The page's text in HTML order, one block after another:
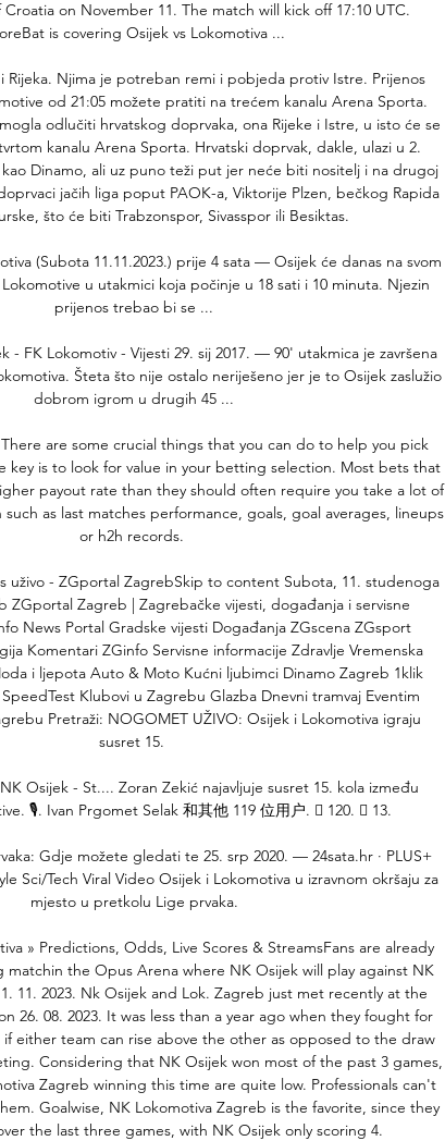
on November 11. The match will kick off 17:10 UTC.
is covering Osijek vs Lokomotiva ...
Rijeka. Njima je potreban remi i pobjeda protiv Istre. Prijenos
od 21:05 možete pratiti na trećem kanalu Arena Sporta.
odlučiti hrvatskog doprvaka, ona Rijeke i Istre, u isto će se
kanalu Arena Sporta. Hrvatski doprvak, dakle, ulazi u 2.
Dinamo, ali uz puno teži put jer neće biti nositelj i na drugoj
jačih liga poput PAOK-a, Viktorije Plzen, bečkog Rapida
što će biti Trabzonspor, Sivasspor ili Besiktas.
(Subota 11.11.2023.) prije 4 sata — Osijek će danas na svom
u utakmici koja počinje u 18 sati i 10 minuta. Njezin
prijenos trebao bi se ...
- FK Lokomotiv - Vijesti 29. sij 2017. — 90' utakmica je završena
Šteta što nije ostalo neriješeno jer je to Osijek zaslužio
dobrom igrom u drugih 45 ...
are some crucial things that you can do to help you pick
key is to look for value in your betting selection. Most bets that
payout rate than they should often require you take a lot of
as last matches performance, goals, goal averages, lineups
or h2h records.
uživo - ZGportal ZagrebSkip to content Subota, 11. studenoga
ZGportal Zagreb | Zagrebačke vijesti, događanja i servisne
News Portal Gradske vijesti Događanja ZGscena ZGsport
Komentari ZGinfo Servisne informacije Zdravlje Vremenska
i ljepota Auto & Moto Kućni ljubimci Dinamo Zagreb 1klik
Klubovi u Zagrebu Glazba Dnevni tramvaj Eventim
Pretraži: NOGOMET UŽIVO: Osijek i Lokomotiva igraju
susret 15.
Osijek - St.... Zoran Zekić najavljuje susret 15. kola između
🎙️. Ivan Prgomet Selak 和其他 119 位用户. 󰤥 120. 󰤦 13.
Gdje možete gledati te 25. srp 2020. — 24sata.hr · PLUS+
Sci/Tech Viral Video Osijek i Lokomotiva u izravnom okršaju za
mjesto u pretkolu Lige prvaka.
» Predictions, Odds, Live Scores & StreamsFans are already
the Opus Arena where NK Osijek will play against NK
11. 2023. Nk Osijek and Lok. Zagreb just met recently at the
26. 08. 2023. It was less than a year ago when they fought for
if either team can rise above the other as opposed to the draw
Considering that NK Osijek won most of the past 3 games,
Zagreb winning this time are quite low. Professionals can't
Goalwise, NK Lokomotiva Zagreb is the favorite, since they
the last three games, with NK Osijek only scoring 4.